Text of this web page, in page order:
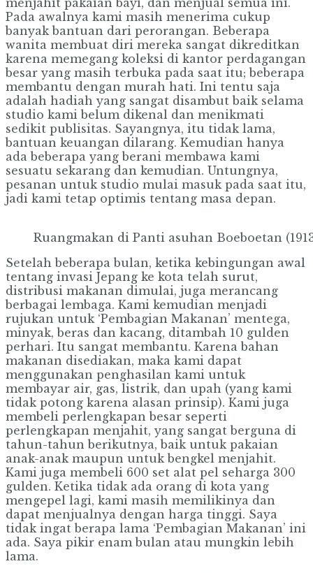
Pada awalnya kami masih menerima cukup
banyak bantuan dari perorangan. Beberapa
wanita membuat diri mereka sangat dikreditkan
karena memegang koleksi di kantor perdagangan
besar yang masih terbuka pada saat itu; beberapa
membantu dengan murah hati. Ini tentu saja
adalah hadiah yang sangat disambut baik selama
studio kami belum dikenal dan menikmati
sedikit publisitas. Sayangnya, itu tidak lama,
bantuan keuangan dilarang. Kemudian hanya
ada beberapa yang berani membawa kami
sesuatu sekarang dan kemudian. Untungnya,
pesanan untuk studio mulai masuk pada saat itu,
jadi kami tetap optimis tentang masa depan.
Ruangmakan di Panti asuhan Boeboetan
Setelah beberapa bulan, ketika kebingungan awal
tentang invasi Jepang ke kota telah surut,
distribusi makanan dimulai, juga merancang
berbagai lembaga. Kami kemudian menjadi
rujukan untuk ‘Pembagian Makanan’ mentega,
minyak, beras dan kacang, ditambah 10 gulden
perhari. Itu sangat membantu. Karena bahan
makanan disediakan, maka kami dapat
menggunakan penghasilan kami untuk
membayar air, gas, listrik, dan upah (yang kami
tidak potong karena alasan prinsip). Kami juga
membeli perlengkapan besar seperti
perlengkapan menjahit, yang sangat berguna di
tahun-tahun berikutnya, baik untuk pakaian
anak-anak maupun untuk bengkel menjahit.
Kami juga membeli 600 set alat pel seharga 300
gulden. Ketika tidak ada orang di kota yang
mengepel lagi, kami masih memilikinya dan
dapat menjualnya dengan harga tinggi. Saya
tidak ingat berapa lama ‘Pembagian Makanan’ ini
ada. Saya pikir enam bulan atau mungkin lebih
lama.